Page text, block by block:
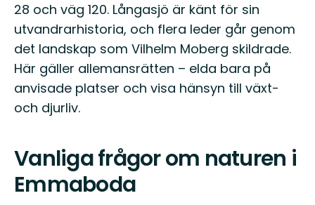
28 och väg 120. Långasjö är känt för sin
utvandrarhistoria, och flera leder går genom
det landskap som Vilhelm Moberg skildrade.
Här gäller allemansrätten – elda bara på
anvisade platser och visa hänsyn till växt-
och djurliv.
Vanliga frågor om naturen i
Emmaboda